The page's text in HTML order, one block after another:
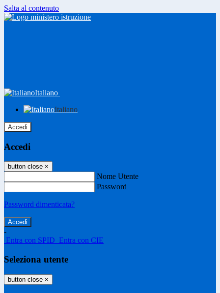
Salta al contenuto
Italiano
Italiano
Accedi
Accedi
button close ×
Nome Utente
Password
Password dimenticata?
-
Entra con SPID Entra con CIE
Seleziona utente
button close ×